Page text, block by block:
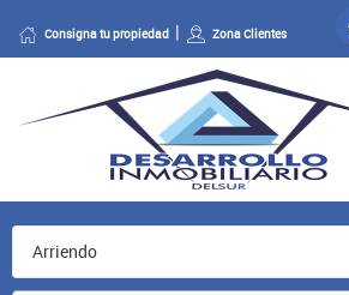
Consigna tu propiedad Zona Clientes